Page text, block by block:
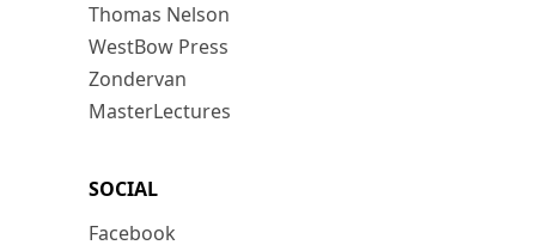
Thomas Nelson
WestBow Press
Zondervan
MasterLectures
SOCIAL
Facebook